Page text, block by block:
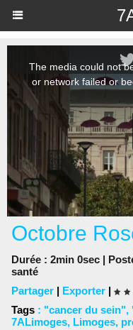
Octobre
Durée : 2min 0sec |
santé
Partager | Exporter |
Tags : "cancer du sein",
7ALimoges, Limoges,